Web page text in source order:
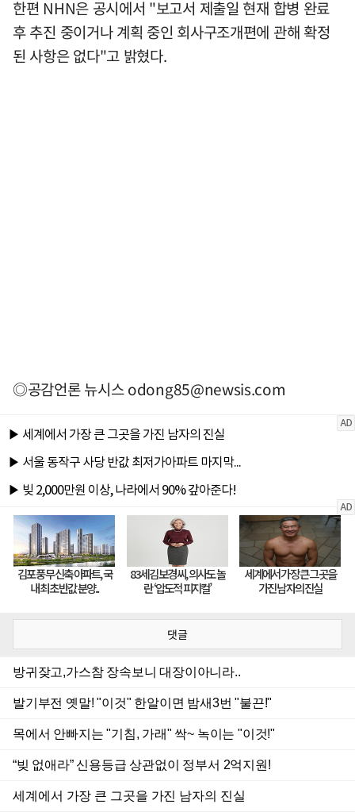
한편 NHN은 공시에서 "보고서 제출일 현재 합병 완료
후 추진 중이거나 계획 중인 회사구조개편에 관해 확정
된 사항은 없다"고 밝혔다.
◎공감언론 뉴시스odong85@newsis.com
댓글